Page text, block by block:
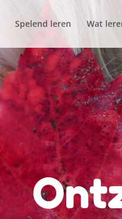
Spelend leren Wat